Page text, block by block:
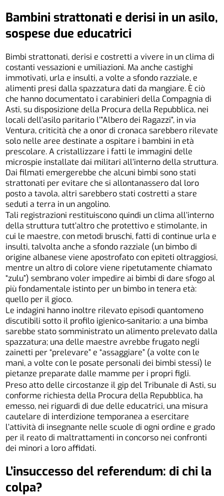
Bambini strattonati e derisi in un asilo,
sospese due educatrici
Bimbi strattonati, derisi e costretti a vivere in un clima di
costanti vessazioni e umiliazioni. Ma anche castighi
immotivati, urla e insulti, a volte a sfondo razziale, e
alimenti presi dalla spazzatura dati da mangiare. È ciò
che hanno documentato i carabinieri della Compagnia di
Asti, su disposizione della Procura della Repubblica, nei
locali dell’asilo paritario l’”Albero dei Ragazzi”, in via
Ventura, criticità che a onor di cronaca sarebbero rilevate
solo nelle aree destinate a ospitare i bambini in età
prescolare. A cristallizzare i fatti le immagini delle
microspie installate dai militari all’interno della struttura.
Dai filmati emergerebbe che alcuni bimbi sono stati
strattonati per evitare che si allontanassero dal loro
posto a tavola, altri sarebbero stati costretti a stare
seduti a terra in un angolino.
Tali registrazioni restituiscono quindi un clima all’interno
della struttura tutt’altro che protettivo e stimolante, in
cui le maestre, con metodi bruschi, fatti di continue urla e
insulti, talvolta anche a sfondo razziale (un bimbo di
origine albanese viene apostrofato con epiteti oltraggiosi,
mentre un altro di colore viene ripetutamente chiamato
“zulu”) sembrano voler impedire ai bimbi di dare sfogo al
più fondamentale istinto per un bimbo in tenera età:
quello per il gioco.
Le indagini hanno inoltre rilevato episodi quantomeno
discutibili sotto il profilo igienico-sanitario: a una bimba
sarebbe stato somministrato un alimento prelevato dalla
spazzatura; una delle maestre avrebbe frugato negli
zainetti per “prelevare” e “assaggiare” (a volte con le
mani, a volte con le posate personali dei bimbi stessi) le
pietanze preparate dalle mamme per i propri figli.
Preso atto delle circostanze il gip del Tribunale di Asti, su
conforme richiesta della Procura della Repubblica, ha
emesso, nei riguardi di due delle educatrici, una misura
cautelare di interdizione temporanea a esercitare
l’attività di insegnante nelle scuole di ogni ordine e grado
per il reato di maltrattamenti in concorso nei confronti
dei minori a loro affidati.
L’insuccesso del referendum: di chi la
colpa?